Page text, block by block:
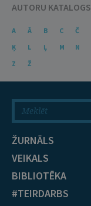
AUTORU KATALOGS
A Ā B C Č
Ķ
L Ļ M N
Z
Ž
ŽURNĀLS
VEIKALS
BIBLIOTĒKA
#TEIRDARBS